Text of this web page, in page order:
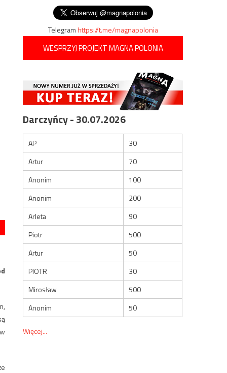
Telegramhttps://t.me/magnapolonia
WESPRZYJ PROJEKT MAGNA POLONIA
Darczyńcy - 30.07.2026
AP
30
Artur
70
Anonim
100
Anonim
200
Arleta
90
Piotr
500
Artur
50
PIOTR
30
Mirosław
500
Anonim
50
Więcej...